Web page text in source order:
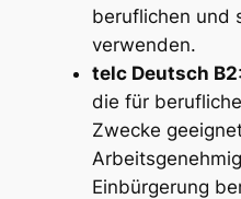
beruflichen und
verwenden.
telc Deutsch B2
die für
Zwecke
Einbürgerung